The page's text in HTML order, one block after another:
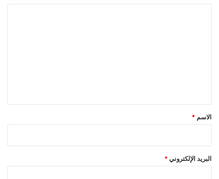
*
الاسم *
البريد الإلكتروني *